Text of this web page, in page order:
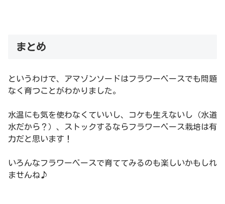
まとめ
というわけで、アマゾンソードはフラワーベースでも問題
なく育つことがわかりました。
水温にも気を使わなくていいし、コケも生えないし（水道
水だから？）、ストックするならフラワーベース栽培は有
力だと思います！
いろんなフラワーベースで育ててみるのも楽しいかもしれ
ませんね♪